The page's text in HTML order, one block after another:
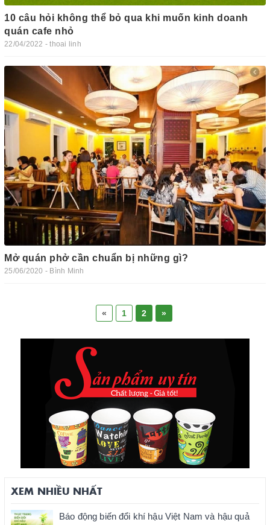
10 câu hỏi không thể bỏ qua khi muốn kinh doanh
quán cafe nhỏ
22/04/2022 - thoai linh
Mở quán phở cần chuẩn bị những gì?
25/06/2020 - Bình Minh
« 1 2 »
XEM NHIỀU NHẤT
Báo động biến đổi khí hậu Việt Nam và hậu quả